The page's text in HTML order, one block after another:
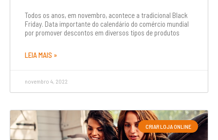
Todos os anos, em novembro, acontece a tradicional Black
Friday. Data importante do calendário do comércio mundial
por promover descontos em diversos tipos de produtos
LEIA MAIS »
novembro 4, 2022
CRIAR LOJA ONLINE